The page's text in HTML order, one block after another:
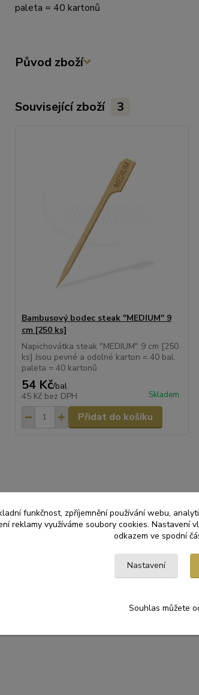
paleta = 40 kartonů
Původ zboží
Související zboží 3
Bambusový bodec steak "MEDIUM" 9
cm [250 ks]
Napichovátka steak "MEDIUM" 9 cm [250
ks] Jsou pevné a odolné karton = 40 bal.
paleta = 40 kartonů
54 Kč/bal
45 Kč bez DPH Skladem
Přidat do košíku
PÁRTY SORTIMENT
funkčnost, zpříjemnění používání webu,
reklamy využíváme soubory cookies. Nastavení
odkazem ve spodní
Nastavení
Souhlas můžete